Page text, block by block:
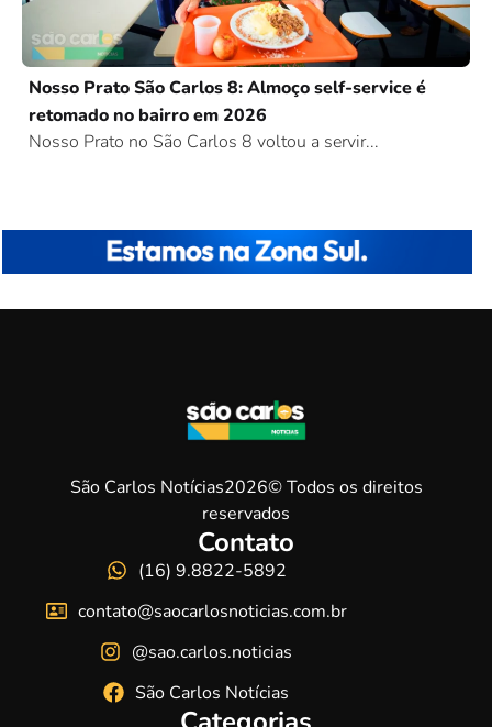
Nosso Prato São Carlos 8: Almoço self-service é
retomado no bairro em 2026
Nosso Prato no São Carlos 8 voltou a servir...
São Carlos Notícias2026© Todos os direitos
reservados
Contato
(16) 9.8822-5892
contato@saocarlosnoticias.com.br
@sao.carlos.noticias
São Carlos Notícias